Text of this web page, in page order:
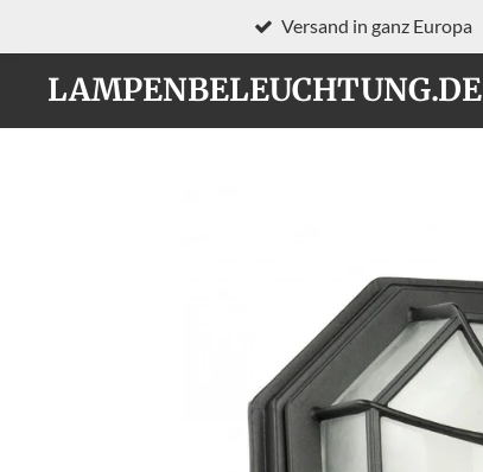
Hauptinhalt
springen
Versand in ganz Europa
LAMPENBELEUCHTUNG.DE